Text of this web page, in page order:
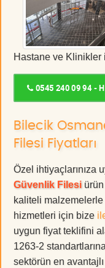
Hastane ve
0545 240 09 94 -
Bilecik
Filesi Fiyatları
Özel ihtiyaçlarınıza
Güvenlik Filesi
kaliteli
hizmetleri için bize
uygun fiyat teklifini
1263-2
sektörün en